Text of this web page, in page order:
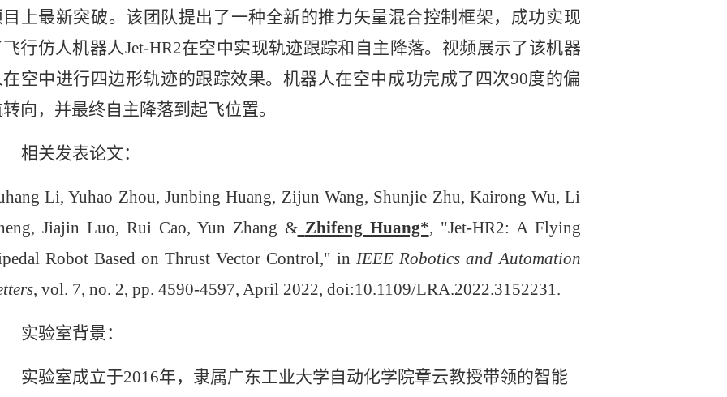
上最新突破。该 团队提出了一种全新的推力矢量混合控制框架，成功实现
行仿人机器人Jet-HR2在空中实现轨迹跟踪和自主降落。视频展示了该机器
空中进行四边形轨迹的跟踪效果。机器人在空中成功完成了四次90度的偏
向，并最终自主降落到起飞位置。
相关发表论文：
Li, Yuhao Zhou, Junbing Huang, Zijun Wang, Shunjie Zhu, Kairong Wu, Li
Jiajin Luo, Rui Cao, Yun Zhang & Zhifeng Huang*, "Jet-HR2: A Flying
Robot Based on Thrust Vector Control," inIEEE Robotics and Automation
, vol. 7, no. 2, pp. 4590-4597, April 2022, doi:10.1109/LRA.2022.3152231.
实验室背景：
实验室成立于2016年，隶属广东工业大学自动化学院章云教授带领的智能